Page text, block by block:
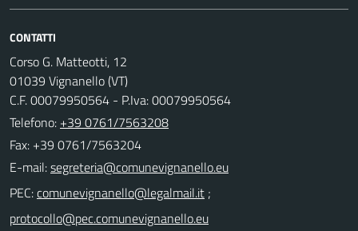
CONTATTI
Corso G. Matteotti, 12
01039 Vignanello (VT)
C.F. 00079950564 - P.Iva: 00079950564
Telefono: +39 0761/7563208
Fax: +39 0761/7563204
E-mail:
PEC:
;